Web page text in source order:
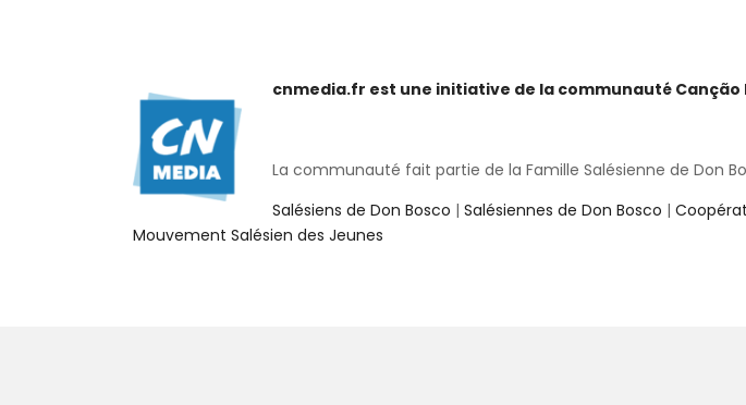
cnmedia.fr est une initiative de la communauté Canção
La communauté fait partie de la Famille Salésienne de Don
Salésiens de Don Bosco | Salésiennes de Don Bosco |
Mouvement Salésien des Jeunes